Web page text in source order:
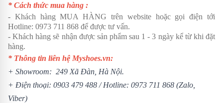
* Cách thức mua hàng :
- Khách hàng MUA HÀNG trên website hoặc gọi điện tới
Hotline: 0973 711 868 để được tư vấn.
- Khách hàng sẽ nhận được sản phẩm sau 1 - 3 ngày kể từ khi đặt
hàng.
* Thông tin liên hệ Myshoes.vn:
+ Showroom: 249 Xã Đàn, Hà Nội.
+ Điện thoại: 0903 479 488 / Hotline: 0973 711 868 (Zalo,
Viber)